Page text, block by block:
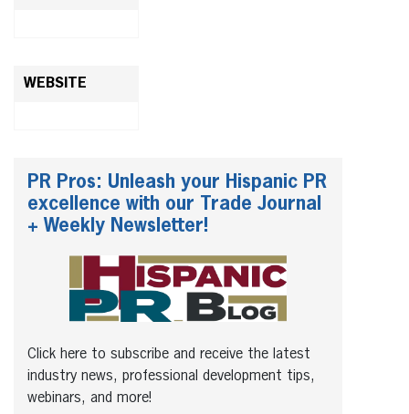
WEBSITE
PR Pros: Unleash your Hispanic PR
excellence with our Trade Journal
+ Weekly Newsletter!
Click here to subscribe and receive the latest
industry news, professional development tips,
webinars, and more!